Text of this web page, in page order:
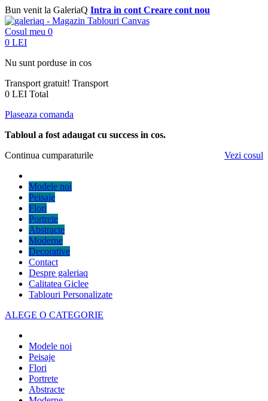
Bun venit la GaleriaQ Intra in cont Creare cont nou
Cosul meu 0
0 LEI
Nu sunt porduse in cos
Transport gratuit! Transport
0 LEI Total
Plaseaza comanda
Tabloul a fost adaugat cu success in cos.
Continua cumparaturile
Vezi cosul
Modele noi
Peisaje
Flori
Portrete
Abstracte
Moderne
Decorative
Contact
Despre galeriaq
Calitatea Giclee
Tablouri Personalizate
ALEGE O CATEGORIE
Modele noi
Peisaje
Flori
Portrete
Abstracte